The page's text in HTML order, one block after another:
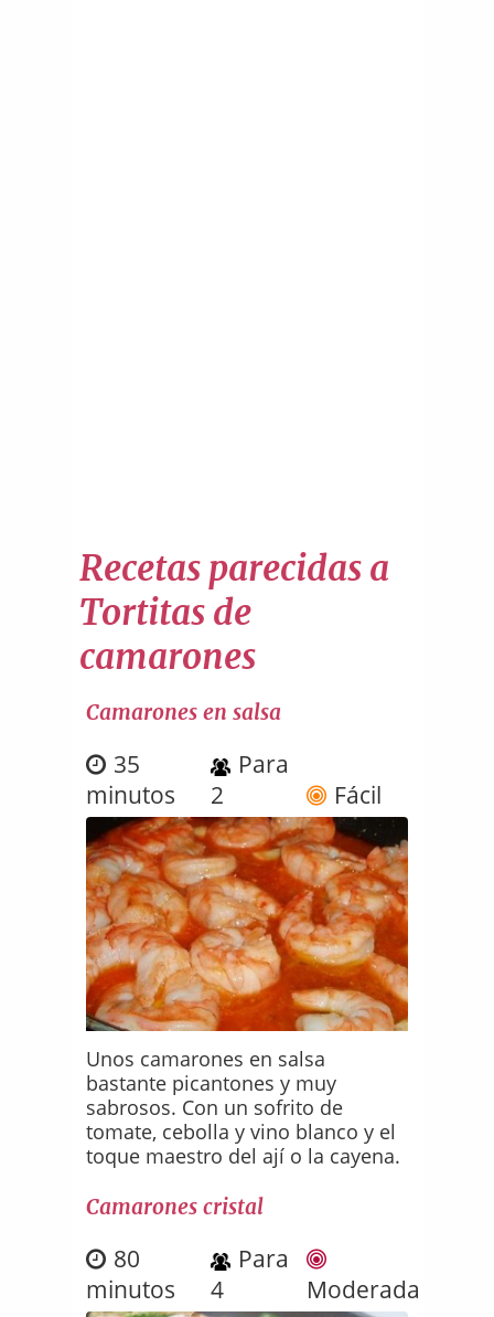
Recetas parecidas a
Tortitas de
camarones
Camarones en salsa
35
minutos
Para
2
Fácil
Unos camarones en salsa
bastante picantones y muy
sabrosos. Con un sofrito de
tomate, cebolla y vino blanco y el
toque maestro del ají o la cayena.
Camarones cristal
80
minutos
Para
4
Moderada